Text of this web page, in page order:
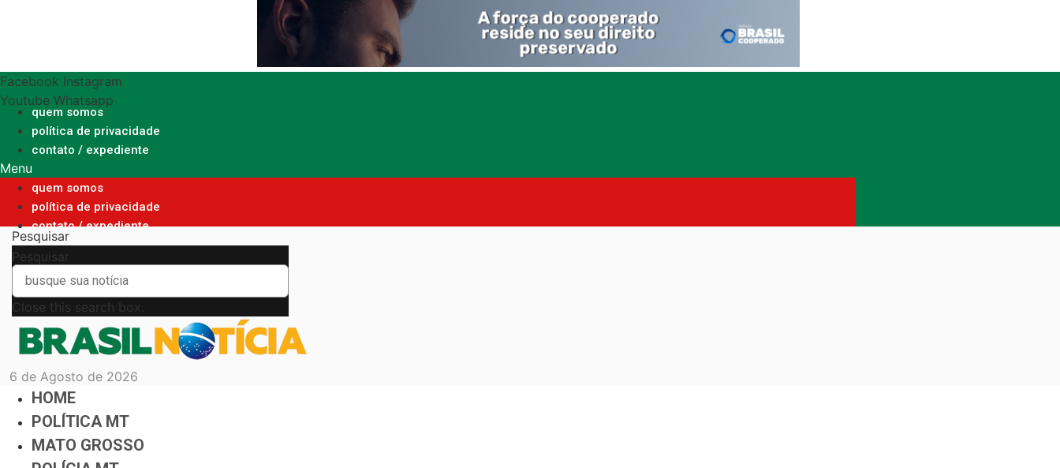
Facebook Instagram
Youtube Whatsapp
quem somos
política de privacidade
contato / expediente
Menu
quem somos
política de privacidade
contato / expediente
Pesquisar
Pesquisar
Close this search box.
6 de Agosto de 2026
HOME
POLÍTICA MT
MATO GROSSO